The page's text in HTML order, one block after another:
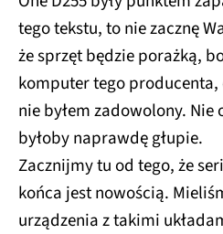
tego tekstu, to nie zacznę
że sprzęt będzie porażką,
komputer tego
nie byłem zadowolony. Nie
byłoby naprawdę głupie.
Zacznijmy tu od tego, że
końca jest nowością.
urządzenia z takimi